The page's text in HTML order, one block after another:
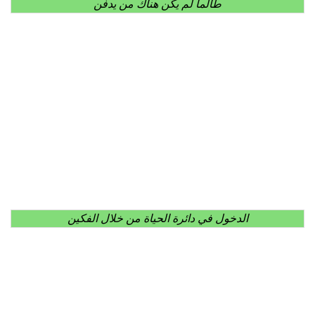
طالما لم يكن هناك من يدفن
الدخول في دائرة الحياة من خلال الفكين